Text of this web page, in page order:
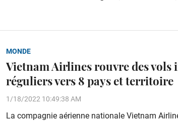
MONDE
Vietnam Airlines rouvre des
réguliers vers 8 pays et territoire
1/18/2022 10:49:38 AM
La compagnie aérienne nationale Vietnam